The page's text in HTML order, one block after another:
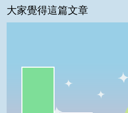
大家覺得這篇文章